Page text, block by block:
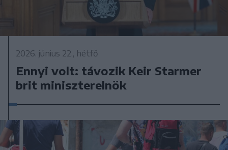
2026. június 22., hétfő
Ennyi volt: távozik Keir Starmer
brit miniszterelnök